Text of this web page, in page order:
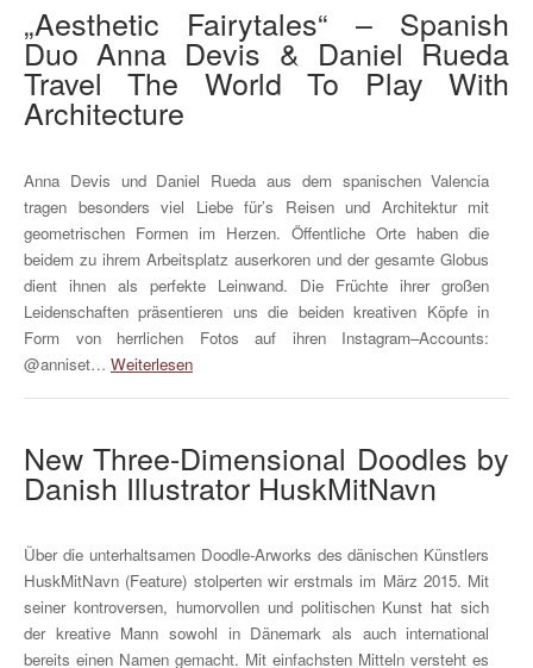
„Aesthetic Fairytales“ – Spanish
Duo Anna Devis & Daniel Rueda
Travel The World To Play With
Architecture
Anna Devis und Daniel Rueda aus dem spanischen Valencia
tragen besonders viel Liebe für’s Reisen und Architektur mit
geometrischen Formen im Herzen. Öffentliche Orte haben die
beidem zu ihrem Arbeitsplatz auserkoren und der gesamte Globus
dient ihnen als perfekte Leinwand. Die Früchte ihrer großen
Leidenschaften präsentieren uns die beiden kreativen Köpfe in
Form von herrlichen Fotos auf ihren Instagram–Accounts:
@anniset… Weiterlesen
New Three-Dimensional Doodles by
Danish Illustrator HuskMitNavn
Über die unterhaltsamen Doodle-Arworks des dänischen Künstlers
HuskMitNavn (Feature) stolperten wir erstmals im März 2015. Mit
seiner kontroversen, humorvollen und politischen Kunst hat sich
der kreative Mann sowohl in Dänemark als auch international
bereits einen Namen gemacht. Mit einfachsten Mitteln versteht es